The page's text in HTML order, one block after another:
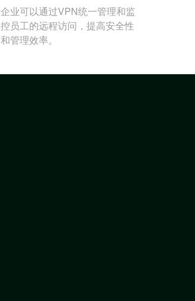
企业可以通过VPN统一管理和监
控员工的远程访问，提高安全性
和管理效率。